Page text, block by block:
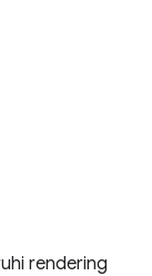
rendering